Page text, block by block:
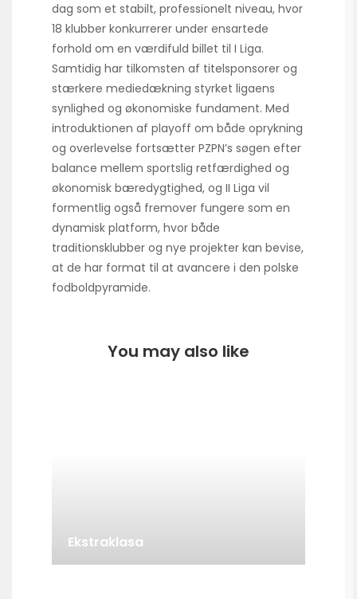
dag som et stabilt, professionelt niveau, hvor
18 klubber konkurrerer under ensartede
forhold om en værdifuld billet til I Liga.
Samtidig har tilkomsten af titelsponsorer og
stærkere mediedækning styrket ligaens
synlighed og økonomiske fundament. Med
introduktionen af playoff om både oprykning
og overlevelse fortsætter PZPN’s søgen efter
balance mellem sportslig retfærdighed og
økonomisk bæredygtighed, og II Liga vil
formentlig også fremover fungere som en
dynamisk platform, hvor både
traditionsklubber og nye projekter kan bevise,
at de har format til at avancere i den polske
fodboldpyramide.
You may also like
Ekstraklasa